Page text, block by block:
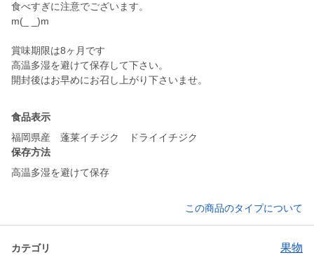
食べすぎに注意でございます。
m(_ _)m
賞味期限は8ヶ月です
高温多湿を避けて保存して下さい。
開封後はお早めにお召し上がり下さいませ。
食品表示
福岡県産 蓬莱イチジク ドライイチジク
保存方法
高温多湿を避けて保存
この商品のタイプについて
カテゴリ 果物